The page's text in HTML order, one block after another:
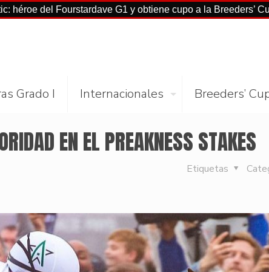
G1 y obtiene cupo a la Breeders’ Cup Mile
Grado I Internacionales Breeders’
EN EL PREAKNESS STAKES
Etiquetas